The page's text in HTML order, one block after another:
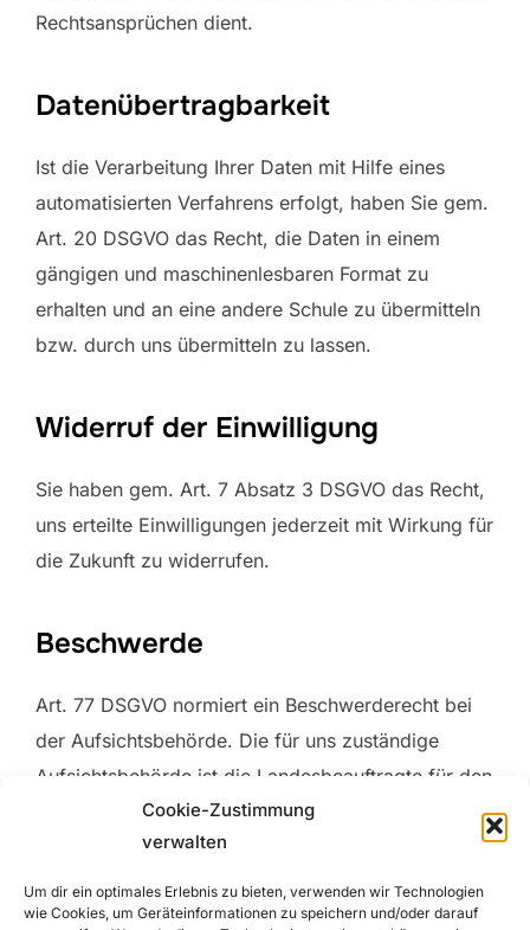
Cookie-Zustimmung
verwalten
Um dir ein optimales Erlebnis zu bieten, verwenden wir Technologien
wie Cookies, um Geräteinformationen zu speichern und/oder darauf
Rechtsansprüchen dient.
Datenübertragbarkeit
Ist die Verarbeitung Ihrer Daten mit Hilfe eines
automatisierten Verfahrens erfolgt, haben Sie gem.
Art. 20 DSGVO das Recht, die Daten in einem
gängigen und maschinenlesbaren Format zu
erhalten und an eine andere Schule zu übermitteln
bzw. durch uns übermitteln zu lassen.
Widerruf der Einwilligung
Sie haben gem. Art. 7 Absatz 3 DSGVO das Recht,
uns erteilte Einwilligungen jederzeit mit Wirkung für
die Zukunft zu widerrufen.
Beschwerde
Art. 77 DSGVO normiert ein Beschwerderecht bei
der Aufsichtsbehörde. Die für uns zuständige
Aufsichtsbehörde ist die Landesbeauftragte für den
Datenschutz Niedersachsen, Prinzenstraße 5,
30159 Hannover. E-Mail:
poststelle@lfd.niedersachsen.de